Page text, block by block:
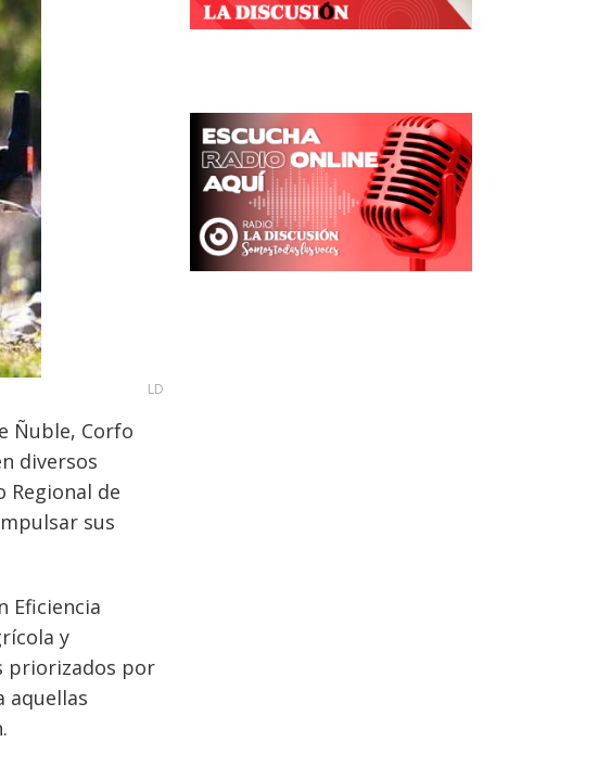
LD
Ñuble, Corfo
diversos
Regional de
sus
Eficiencia
y
priorizados por
aquellas